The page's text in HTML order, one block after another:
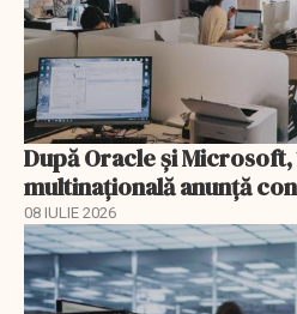
După Oracle şi
multinaţională anunţă
08 IULIE 2026
EXCLUSIV